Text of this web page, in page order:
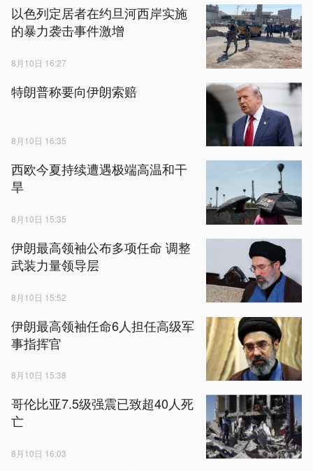
以色列定居者在约旦河西岸实施
的暴力袭击事件激增
8月10日 16:27
特朗普称要向伊朗索赔
8月10日 16:35
西欧今夏持续遭遇极端高温和干
旱
8月10日 15:35
伊朗最高领袖公布多项任命 调整
武装力量领导层
8月10日 15:52
伊朗最高领袖任命6人担任高级军
事指挥官
8月10日 15:38
哥伦比亚7.5级强震已致超40人死
亡
8月10日 16:03